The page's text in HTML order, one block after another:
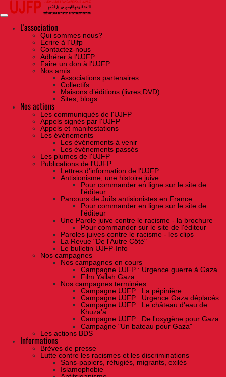
Skip
the
contentL'association
Qui sommes nous?
Ecrire à l’Ujfp
Contactez-nous
Adhérer à l’UJFP
Faire un don à l’UJFP
Nos amis
Associations partenaires
Collectifs
Maisons d’éditions (livres,DVD)
Sites, blogs
Nos actions
Les communiqués de l'UJFP
Appels signés par l'UJFP
Appels et manifestations
Les événements
Les événements à venir
Les événements passés
Les plumes de l'UJFP
Publications de l'UJFP
Lettres d'information de l'UJFP
Antisionisme, une histoire juive
Pour commander en ligne sur le site de
l'éditeur
Parcours de Juifs antisionistes en France
Pour commander en ligne sur le site de
l'éditeur
Une Parole juive contre le racisme - la brochure
Pour commander sur le site de l'éditeur
Paroles juives contre le racisme - les clips
La Revue "De l'Autre Côté"
Le bulletin UJFP-Info
Nos campagnes
Nos campagnes en cours
Campagne UJFP : Urgence guerre à Gaza
Film Yallah Gaza
Nos campagnes terminées
Campagne UJFP : La pépinière
Campagne UJFP : Urgence Gaza déplacés
Campagne UJFP : Le château d'eau de
Khuza'a
Campagne UJFP : De l'oxygène pour Gaza
Campagne "Un bateau pour Gaza"
Les actions BDS
Informations
Brèves de presse
Lutte contre les racismes et les discriminations
Sans-papiers, réfugiés, migrants, exilés
Islamophobie